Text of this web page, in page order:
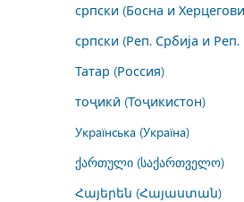
српски (Босна и
српски (Реп. Србија и
Татар (Россия)
тоҷикӣ (Тоҷикистон)
Українська (Україна)
ქართული (საქართველო)
Հայերեն (Հայաստան)